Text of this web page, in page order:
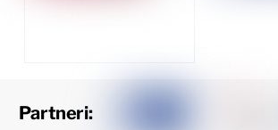
Partneri: